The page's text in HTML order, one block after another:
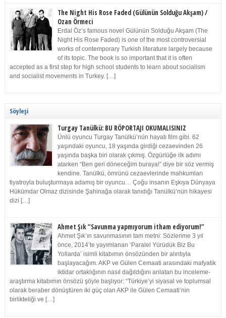
The Night His Rose Faded (Gülünün Solduğu Akşam) /
Ozan Örmeci
Erdal Öz’s famous novel Gülünün Solduğu Akşam (The
Night His Rose Faded) is one of the most controversial
works of contemporary Turkish literature largely because
of its topic. The book is so important that it is often
accepted as a first step for high school students to learn about socialism
and socialist movements in Turkey. […]
Söyleşi
Turgay Tanülkü: BU RÖPORTAJI OKUMALISINIZ
Ünlü oyuncu Turgay Tanülkü’nün hayatı film gibi. 62
yaşındaki oyuncu, 18 yaşında girdiği cezaevinden 26
yaşında başka biri olarak çıkmış. Özgürlüğe ilk adımı
atarken “Ben geri döneceğim buraya!” diye bir söz vermiş
kendine. Tanülkü, ömrünü cezaevlerinde mahkumları
tiyatroyla buluşturmaya adamış bir oyuncu… Çoğu insanın Eşkıya Dünyaya
Hükümdar Olmaz dizisinde Şahinağa olarak tanıdığı Tanülkü’nün hikayesi
dizi […]
Ahmet Şık “Savunma yapmıyorum itham ediyorum!”
Ahmet Şık’ın savunmasının tam metni: Sözlerime 3 yıl
önce, 2014’te yayımlanan ‘Paralel Yürüdük Biz Bu
Yollarda’ isimli kitabımın önsözünden bir alıntıyla
başlayacağım. AKP ve Gülen Cemaati arasındaki mafyatik
iktidar ortaklığının nasıl dağıldığını anlatan bu inceleme-
araştırma kitabımın önsözü şöyle başlıyor: “Türkiye’yi siyasal ve toplumsal
olarak beraber dönüştüren iki güç olan AKP ile Gülen Cemaati’nin
birlikteliği ve […]